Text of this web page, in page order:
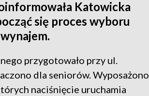
Katowicka
się proces wyboru
przygotowało przy ul.
dla seniorów. Wyposażono
naciśnięcie uruchamia